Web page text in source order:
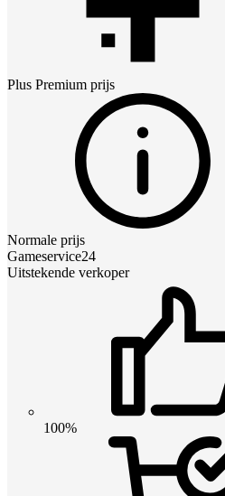
Plus Premium prijs
Normale prijs
Gameservice24
Uitstekende verkoper
100%